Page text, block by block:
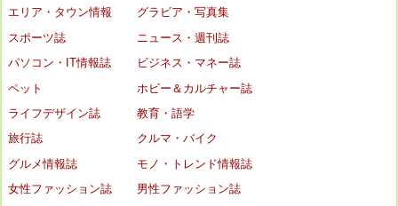
エリア・タウン情報
グラビア・写真集
スポーツ誌
ニュース・週刊誌
パソコン・IT情報誌
ビジネス・マネー誌
ペット
ホビー＆カルチャー誌
ライフデザイン誌
教育・語学
旅行誌
クルマ・バイク
グルメ情報誌
モノ・トレンド情報誌
女性ファッション誌
男性ファッション誌